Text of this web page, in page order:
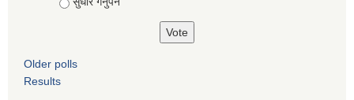
Older polls
Results